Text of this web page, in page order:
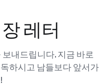
레터
내드립니다. 지금 바로
하시고 남들보다 앞서가